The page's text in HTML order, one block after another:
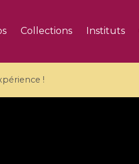
Collections Instituts
!